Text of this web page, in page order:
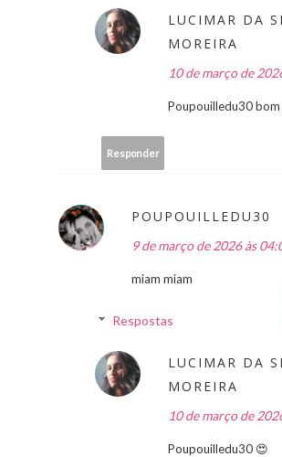
LUCIMAR DA
MOREIRA
10 de março de
Poupouilledu30 bom
Responder
POUPOUILLEDU30
9 de março de 2026 às
miam miam
Respostas
LUCIMAR DA
MOREIRA
10 de março de
Poupouilledu30 😍